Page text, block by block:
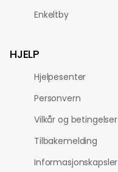
Enkeltby
HJELP
Hjelpesenter
Personvern
Vilkår og betingelser
Tilbakemelding
Informasjonskapsler